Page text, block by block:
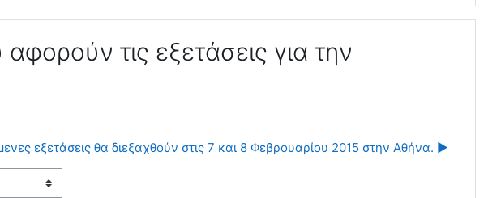
τις εξετάσεις για την
εξετάσεις θα διεξαχθούν στις 7 και 8 Φεβρουαρίου 2015 στην Αθήνα. ▶︎